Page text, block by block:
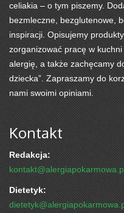
celiakia – o tym piszemy.
bezmleczne, bezglutenowe,
inspiracji. Opisujemy
zorganizować pracę w
alergię, a także zachęcamy
dziecka”. Zapraszamy do
nami swoimi opiniami.
Kontakt
Redakcja:
Dietetyk: